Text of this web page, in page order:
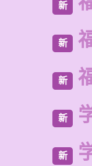
新
新
新
新
新